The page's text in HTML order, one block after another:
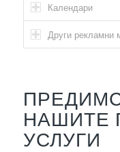
Календари
Други рекламни
НАШИТЕ
УСЛУГИ